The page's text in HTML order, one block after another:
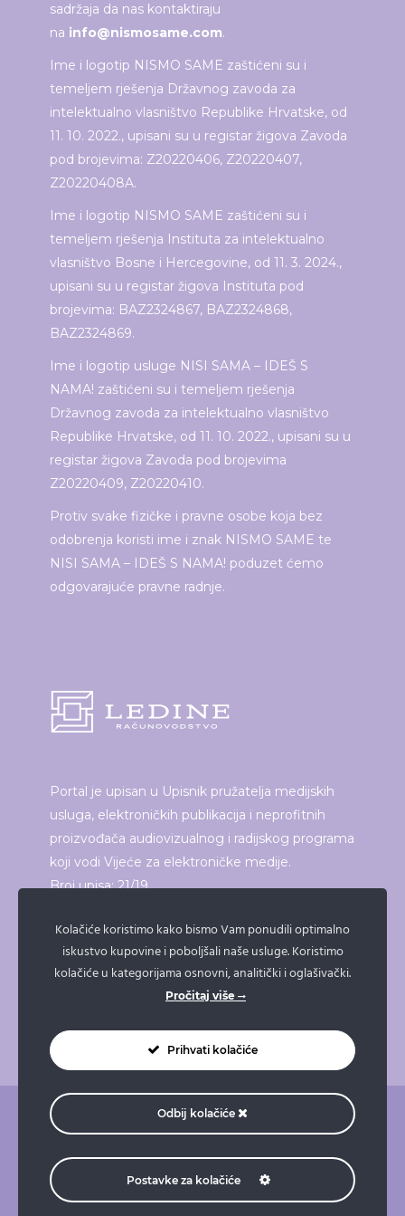
sadržaja da nas kontaktiraju
na info@nismosame.com.
Ime i logotip NISMO SAME zaštićeni su i
temeljem rješenja Državnog zavoda za
intelektualno vlasništvo Republike Hrvatske, od
11. 10. 2022., upisani su u registar žigova Zavoda
pod brojevima: Z20220406, Z20220407,
Z20220408A.
Ime i logotip NISMO SAME zaštićeni su i
temeljem rješenja Instituta za intelektualno
vlasništvo Bosne i Hercegovine, od 11. 3. 2024.,
upisani su u registar žigova Instituta pod
brojevima: BAZ2324867, BAZ2324868,
BAZ2324869.
Ime i logotip usluge NISI SAMA – IDEŠ S
NAMA! zaštićeni su i temeljem rješenja
Državnog zavoda za intelektualno vlasništvo
Republike Hrvatske, od 11. 10. 2022., upisani su u
registar žigova Zavoda pod brojevima
Z20220409, Z20220410.
Protiv svake fizičke i pravne osobe koja bez
odobrenja koristi ime i znak NISMO SAME te
NISI SAMA – IDEŠ S NAMA! poduzet ćemo
odgovarajuće pravne radnje.
Portal je upisan u Upisnik pružatelja medijskih
usluga, elektroničkih publikacija i neprofitnih
proizvođača audiovizualnog i radijskog programa
koji vodi Vijeće za elektroničke medije.
Broj upisa: 21/19
ISPRINTAJ ČLANAK
Impressum Doniraj Naruči taksi
Kolačiće koristimo kako bismo Vam ponudili optimalno
iskustvo kupovine i poboljšali naše usluge. Koristimo
kolačiće u kategorijama osnovni, analitički i oglašivački.
Pročitaj više
Prihvati kolačiće
Odbij kolačiće
Postavke za kolačiće